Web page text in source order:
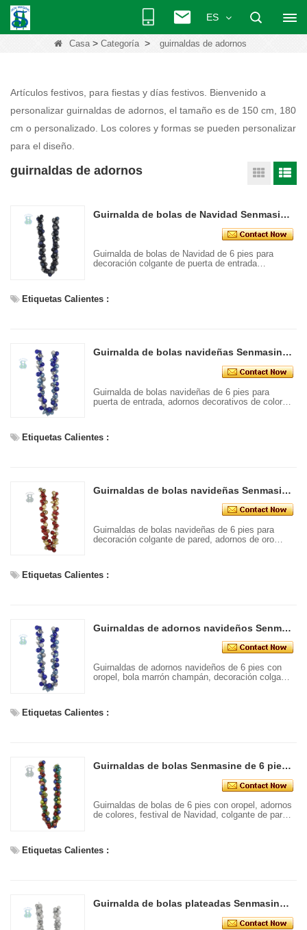
ES
Casa> Categoría> guirnaldas de adornos
Artículos festivos, para fiestas y días festivos. Bienvenido a
personalizar guirnaldas de adornos, el tamaño es de 150 cm, 180
cm o personalizado. Los colores y formas se pueden personalizar
para el diseño.
guirnaldas de adornos
Guirnalda de bolas de Navidad Senmasine de 6 pies para decoración colgante de puerta de entrada navideña, adornos mixtos de oropel azul y gris
Guirnalda de bolas de Navidad de 6 pies para
decoración colgante de puerta de entrada
Etiquetas Calientes :
Guirnalda de bolas navideñas Senmasine de 6 pies para colgar en la puerta de entrada, adornos decorativos de color azul plateado, adornos con formas especiales
Guirnalda de bolas navideñas de 6 pies para
puerta de entrada, adornos decorativos de color
Etiquetas Calientes :
Guirnaldas de bolas navideñas Senmasine de 6 pies para pared, decoración colgante para puerta de entrada, adornos de oro rojo, adornos especiales mezclados
Guirnaldas de bolas navideñas de 6 pies para
decoración colgante de pared, adornos de oro
Etiquetas Calientes :
Guirnaldas de adornos navideños Senmasine de 6 pies con oropel, bola marrón champán, decoración colgante para puerta de entrada y fiesta
Guirnaldas de adornos navideños de 6 pies con
oropel, bola marrón champán, decoración colgante
Etiquetas Calientes :
Guirnaldas de bolas Senmasine de 6 pies con oropel, adornos de colores, festival de Navidad, colgante de pared para puerta delantera
Guirnaldas de bolas de 6 pies con oropel, adornos
de colores, festival de Navidad, colgante de pared
Etiquetas Calientes :
Guirnalda de bolas plateadas Senmasine de 6 pies con adornos de bolas blancas de oropel, decoración colgante para puerta de entrada de Navidad